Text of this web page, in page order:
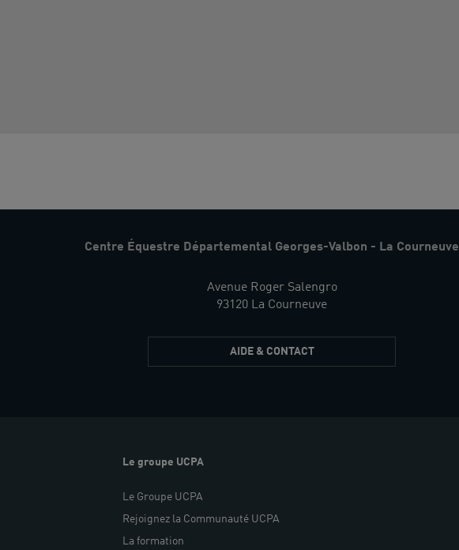
Centre Équestre Départemental Georges-Valbon - La Courneuve
Avenue Roger Salengro
93120 La Courneuve
AIDE & CONTACT
Le groupe UCPA
Le Groupe UCPA
Rejoignez la Communauté UCPA
La formation